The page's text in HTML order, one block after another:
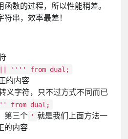
数的过程，所以性能稍差。
串，效率最差！
|| '''' from dual;
的内容
义字符，只不过方式不同而已
from dual;
第三个 ' 就是我们上面方法一
的内容